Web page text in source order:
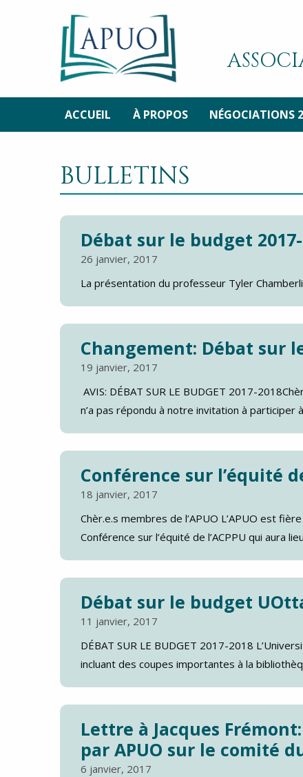
ACCUEIL À PROPOS NÉGOCIATIONS
BULLETINS
Débat sur le budget
26 janvier, 2017
La présentation du professeur Tyler
Changement: Débat sur
19 janvier, 2017
AVIS: DÉBAT SUR LE BUDGET 2017-
n’a pas répondu à notre invitation à participer
Conférence sur l’équité
18 janvier, 2017
Chèr.e.s membres de l’APUO L’APUO est
Conférence sur l’équité de l’ACPPU qui aura
Débat sur le budget
11 janvier, 2017
DÉBAT SUR LE BUDGET 2017-2018
incluant des coupes importantes à la
Lettre à Jacques
par APUO sur le comité
6 janvier, 2017